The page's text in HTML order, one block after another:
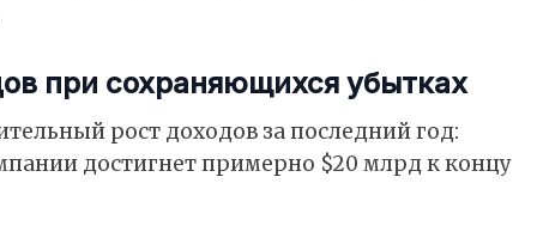
при сохраняющихся убытках
рост доходов за последний год:
достигнет примерно $20 млрд к концу